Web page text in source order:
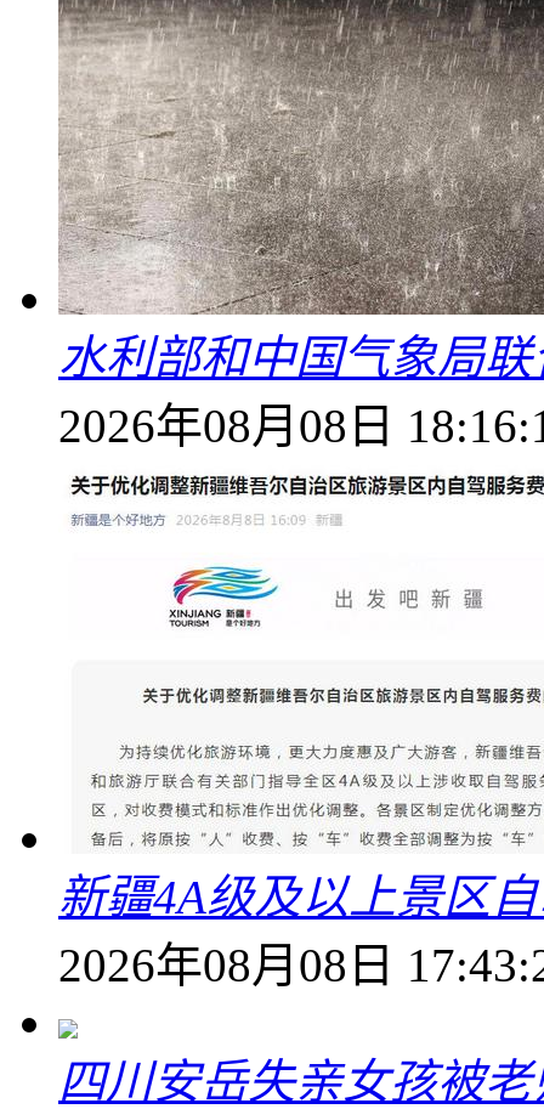
水利部和中国气象局
2026年08月08日
新疆4A级及以上景区
2026年08月08日
四川安岳失亲女孩被